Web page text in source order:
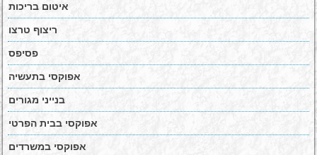
איטום בריכות
ריצוף טרצו
פסיפס
אפוקסי בתעשיה
בנייני מגורים
אפוקסי בבית הפרטי
אפוקסי במשרדים